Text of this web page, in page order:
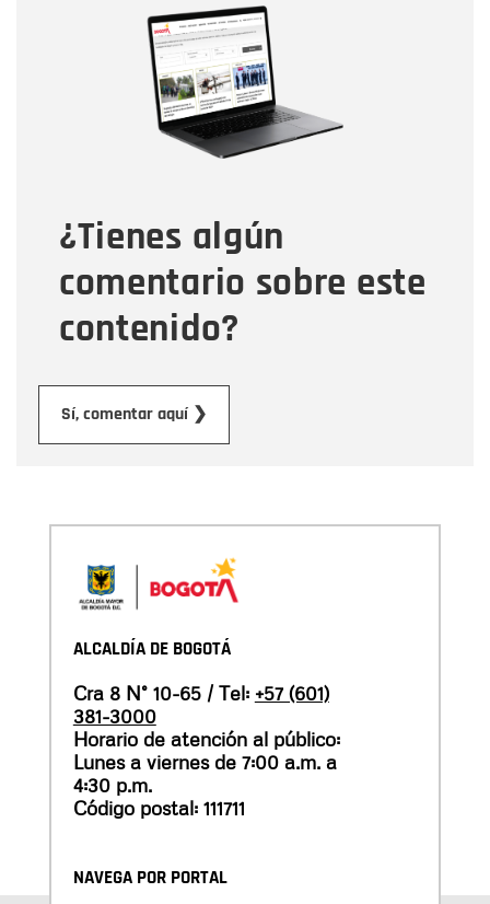
¿Tienes algún
comentario sobre este
contenido?
Sí, comentar aquí ❯
Correo electrónico
Tipo de comentario
Mensaje
ALCALDÍA DE BOGOTÁ
Cra 8 N° 10-65 / Tel: +57 (601)
381-3000
Horario de atención al público:
Lunes a viernes de 7:00 a.m. a
4:30 p.m.
Código postal: 111711
NAVEGA POR PORTAL